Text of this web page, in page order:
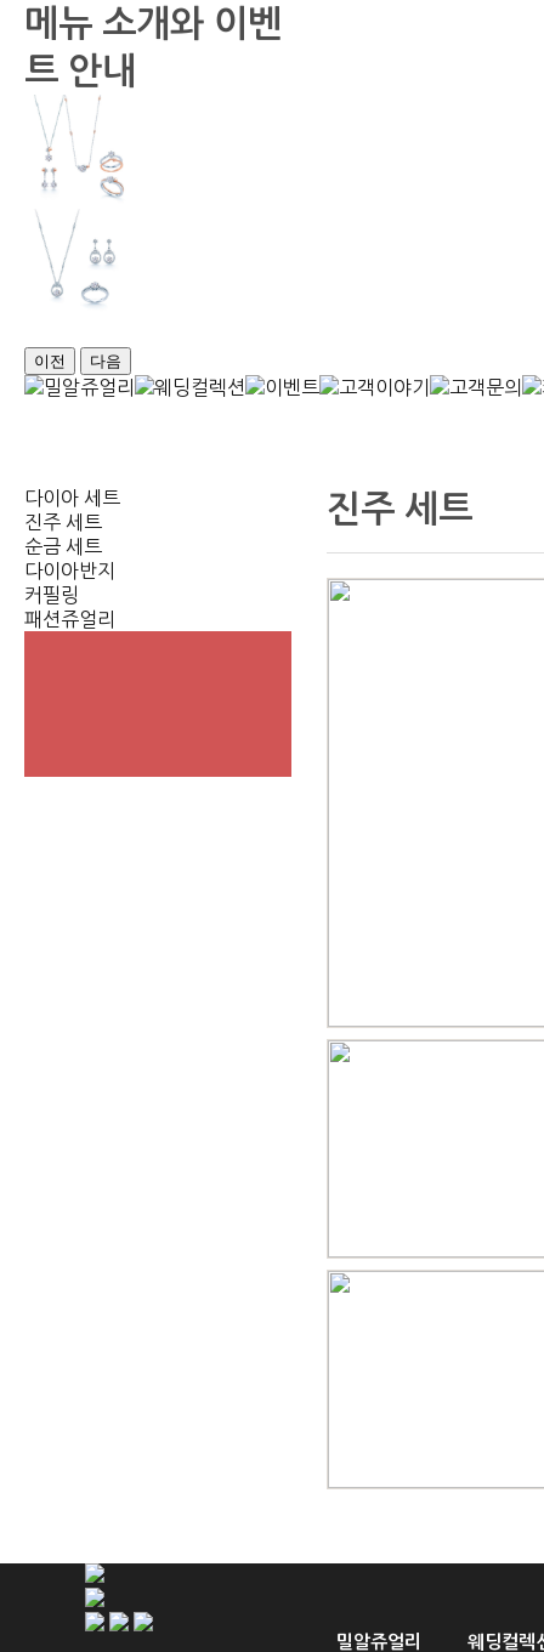
메뉴 소개와 이벤
트 안내
이전 다음
다이아 세트
진주 세트
순금 세트
다이아반지
커필링
패션쥬얼리
진주 세트
밀알쥬얼리 웨딩컬렉